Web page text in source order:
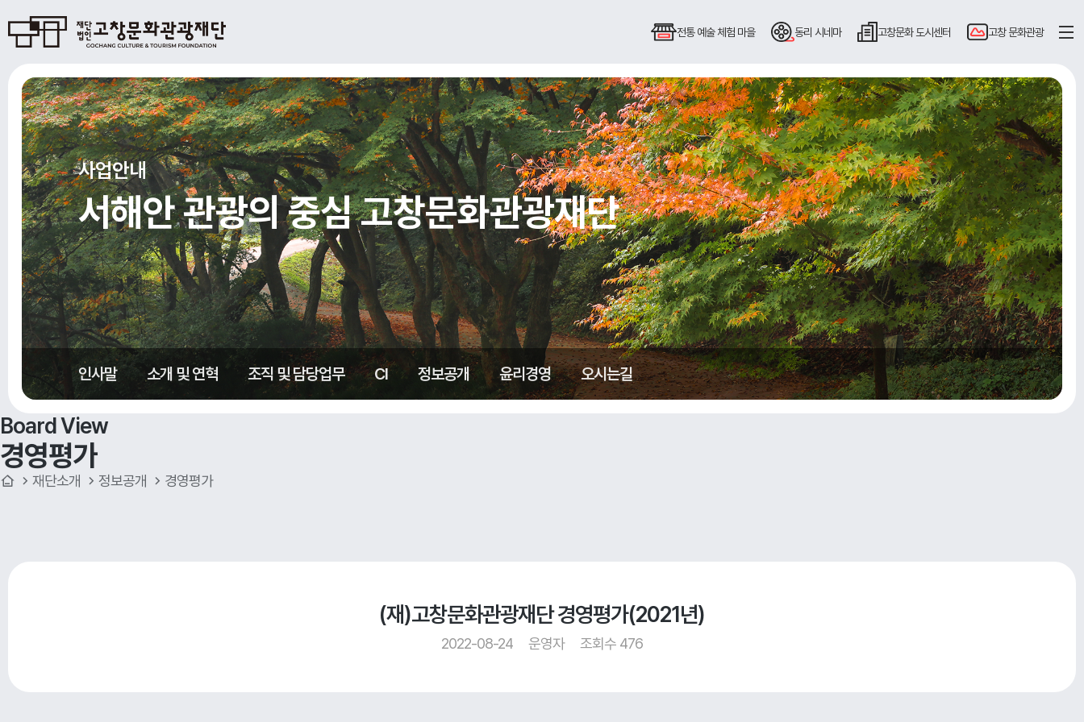
전통 예술체험 마을 동리 시네마 고창문화도시센터 고창문화관광
사업안내
서해안 관광의 중심 고창문화관광재단
인사말 소개 및 연혁 조직 및 담당업무 CI 정보공개 윤리경영 오시는길
Board View
경영평가
재단소개 정보공개 경영평가
(재)고창문화관광재단 경영평가(2021년)
2022-08-24 운영자 조회수 476